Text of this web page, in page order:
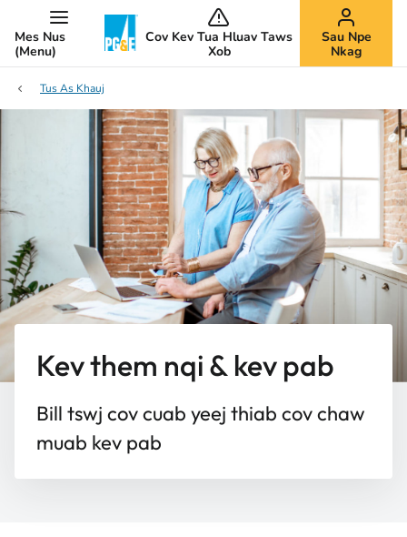
Mes Nus
(Menu)
Cov Kev Tua Hluav Taws
Xob
Sau Npe
Nkag
Tus As Khauj
Kev them nqi & kev pab
Bill tswj cov cuab yeej thiab cov chaw
muab kev pab